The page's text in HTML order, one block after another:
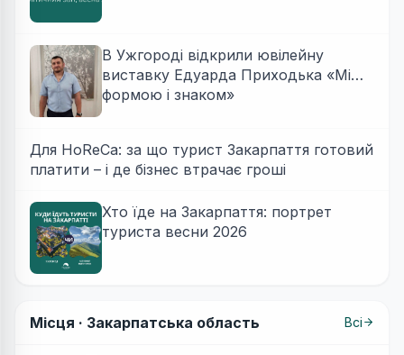
В Ужгороді відкрили ювілейну
виставку Едуарда Приходька «Між
формою і знаком»
Для HoReCa: за що турист Закарпаття готовий
платити – і де бізнес втрачає гроші
Хто їде на Закарпаття: портрет
туриста весни 2026
Місця · Закарпатська область Всі